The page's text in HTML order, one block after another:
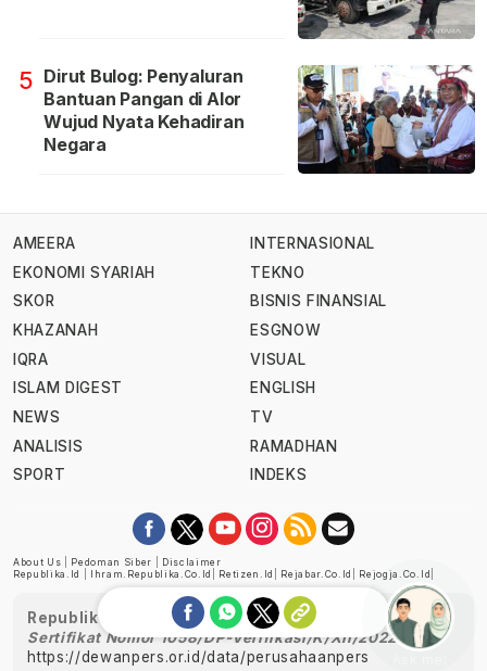
5 Dirut Bulog: Penyaluran
Bantuan Pangan di Alor
Wujud Nyata Kehadiran
Negara
AMEERA
EKONOMI SYARIAH
SKOR
KHAZANAH
IQRA
ISLAM DIGEST
NEWS
ANALISIS
SPORT
INTERNASIONAL
TEKNO
BISNIS FINANSIAL
ESGNOW
VISUAL
ENGLISH
TV
RAMADHAN
INDEKS
About Us Pedoman Siber
Disclaimer
Republika.id
Ihram.republika.co.id Retizen.id Rejabar.co.id Rejogja.co.id
Republika telah diverifikasi oleh Dewan Pers
Sertifikat Nomor 1058/DP-Verifikasi/K/XII/2022
https://dewanpers.or.id/data/perusahaanpers